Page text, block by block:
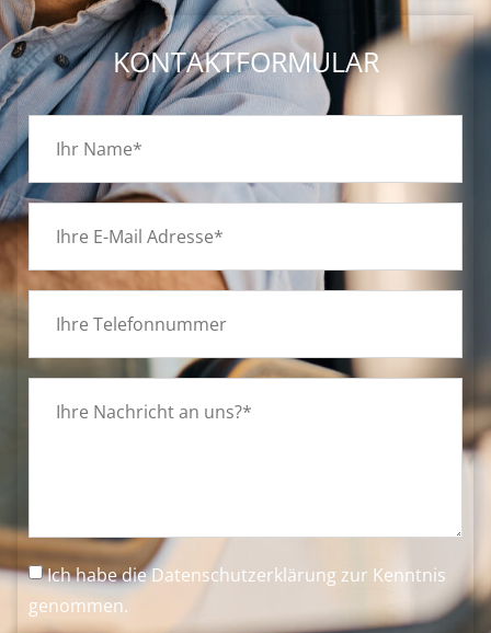
KONTAKTFORMULAR
Ich habe dieDatenschutzerklärung zur Kenntnis
genommen.